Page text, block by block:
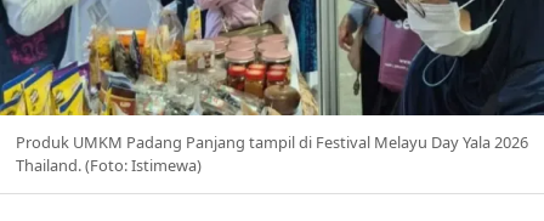
Produk UMKM Padang Panjang tampil di Festival Melayu Day Yala 2026
Thailand. (Foto: Istimewa)